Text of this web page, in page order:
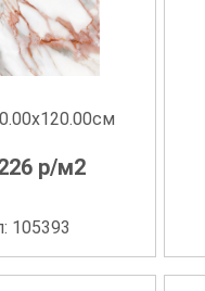
р/м2
105393